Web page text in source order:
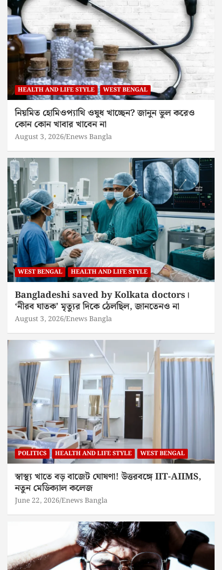
HEALTH AND LIFE STYLE WEST BENGAL
নিয়মিত হোমিওপ্যাথি ওষুধ খাচ্ছেন? জানুন ভুল করেও
কোন কোন খাবার খাবেন না
August 3, 2026 Enews Bangla
WEST BENGAL HEALTH AND LIFE STYLE
Bangladeshi saved by Kolkata doctors।
‘নীরব ঘাতক’ মৃত্যুর দিকে ঠেলছিল, জানতেনও না
August 3, 2026 Enews Bangla
POLITICS HEALTH AND LIFE STYLE WEST BENGAL
স্বাস্থ্য খাতে বড় বাজেট ঘোষণা! উত্তরবঙ্গে IIT-AIIMS,
নতুন মেডিক্যাল কলেজ
June 22, 2026 Enews Bangla